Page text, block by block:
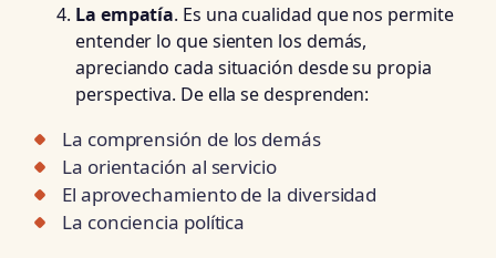
La empatía. Es una cualidad que nos permite
entender lo que sienten los demás,
apreciando cada situación desde su propia
perspectiva. De ella se desprenden:
La comprensión de los demás
La orientación al servicio
El aprovechamiento de la diversidad
La conciencia política